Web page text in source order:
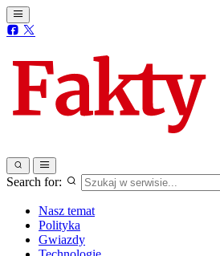
Search for:
Nasz temat
Polityka
Gwiazdy